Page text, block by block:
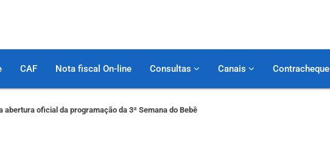
CAF Nota fiscal On-line Consultas Canais Contracheque
abertura oficial da programação da 3ª Semana do Bebê